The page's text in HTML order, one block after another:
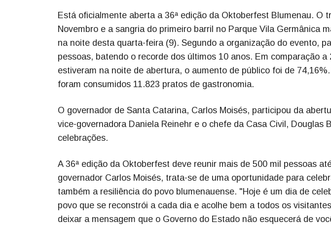
Está oficialmente aberta a 36ª edição da Oktoberfest Blumenau. O
Novembro e a sangria do primeiro barril no Parque Vila Germânica
na noite desta quarta-feira (9). Segundo a organização do evento,
pessoas, batendo o recorde dos últimos 10 anos. Em comparação
estiveram na noite de abertura, o aumento de público foi de
foram consumidos 11.823 pratos de gastronomia.
O governador de Santa Catarina, Carlos Moisés, participou da
vice-governadora Daniela Reinehr e o chefe da Casa Civil, Douglas
celebrações.
A 36ª edição da Oktoberfest deve reunir mais de 500 mil pessoas
governador Carlos Moisés, trata-se de uma oportunidade para
também a resiliência do povo blumenauense. "Hoje é um dia de
povo que se reconstrói a cada dia e acolhe bem a todos os
deixar a mensagem que o Governo do Estado não esquecerá de